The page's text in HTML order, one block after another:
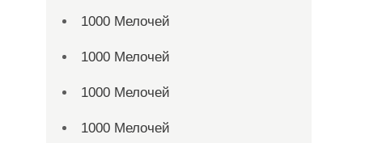
1000 Мелочей
1000 Мелочей
1000 Мелочей
1000 Мелочей